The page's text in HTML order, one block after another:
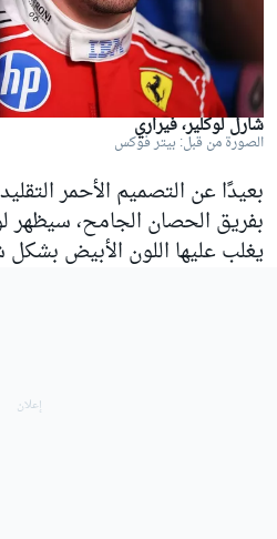
شارل لوكلير، فيراري
الصورة من قبل: بيتر فوكس
بعيدًا عن التصميم الأحمر
بفريق الحصان الجامح، سيظهر
يغلب عليها اللون الأبيض